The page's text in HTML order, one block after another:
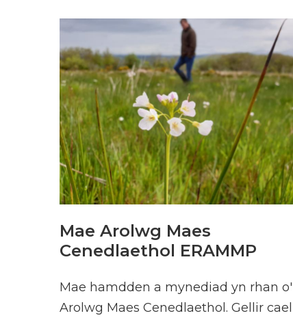
Mae Arolwg Maes
Cenedlaethol ERAMMP
Mae hamdden a mynediad yn rhan
Arolwg Maes Cenedlaethol. Gellir cael